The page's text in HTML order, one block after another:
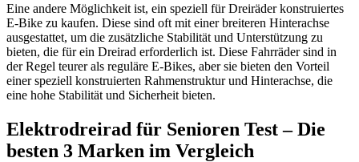
Eine andere Möglichkeit ist, ein speziell für Dreiräder konstruiertes
E-Bike zu kaufen. Diese sind oft mit einer breiteren Hinterachse
ausgestattet, um die zusätzliche Stabilität und Unterstützung zu
bieten, die für ein Dreirad erforderlich ist. Diese Fahrräder sind in
der Regel teurer als reguläre E-Bikes, aber sie bieten den Vorteil
einer speziell konstruierten Rahmenstruktur und Hinterachse, die
eine hohe Stabilität und Sicherheit bieten.
Elektrodreirad für Senioren Test – Die
besten 3 Marken im Vergleich